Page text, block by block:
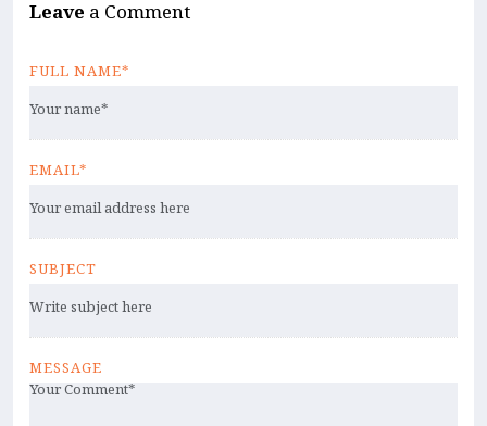
Leave a Comment
FULL NAME*
EMAIL*
SUBJECT
MESSAGE